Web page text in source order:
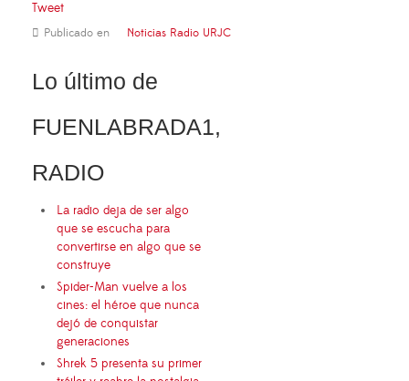
Tweet
Publicado en Noticias Radio URJC
Lo último de
FUENLABRADA1,
RADIO
La radio deja de ser algo
que se escucha para
convertirse en algo que se
construye
Spider-Man vuelve a los
cines: el héroe que nunca
dejó de conquistar
generaciones
Shrek 5 presenta su primer